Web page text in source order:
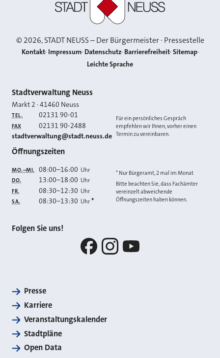
©2026, STADT NEUSS – Der Bürgermeister · Pressestelle
Kontakt Impressum Datenschutz Barrierefreiheit Sitemap
Leichte Sprache
Kontakt
Stadtverwaltung Neuss
Markt 2 ·41460 Neuss
TEL. 02131 90-01
FAX 02131 90-2488
E-MAIL
stadtverwaltung@stadt.neuss.de
Für ein persönliches Gespräch
empfehlen wir Ihnen, vorher einen
Termin zu vereinbaren.
Öffnungszeiten
MO.–MI. 08:00–16:00 Uhr
DO. 13:00–18:00 Uhr
FR. 08:30–12:30 Uhr
SA. 08:30–13:30 Uhr *
* Nur Bürgeramt, 2 mal im Monat
Bitte beachten Sie, dass Fachämter
vereinzelt abweichende
Öffnungszeiten haben können.
Folgen Sie uns!
Presse
Karriere
Veranstaltungskalender
Stadtpläne
Open Data